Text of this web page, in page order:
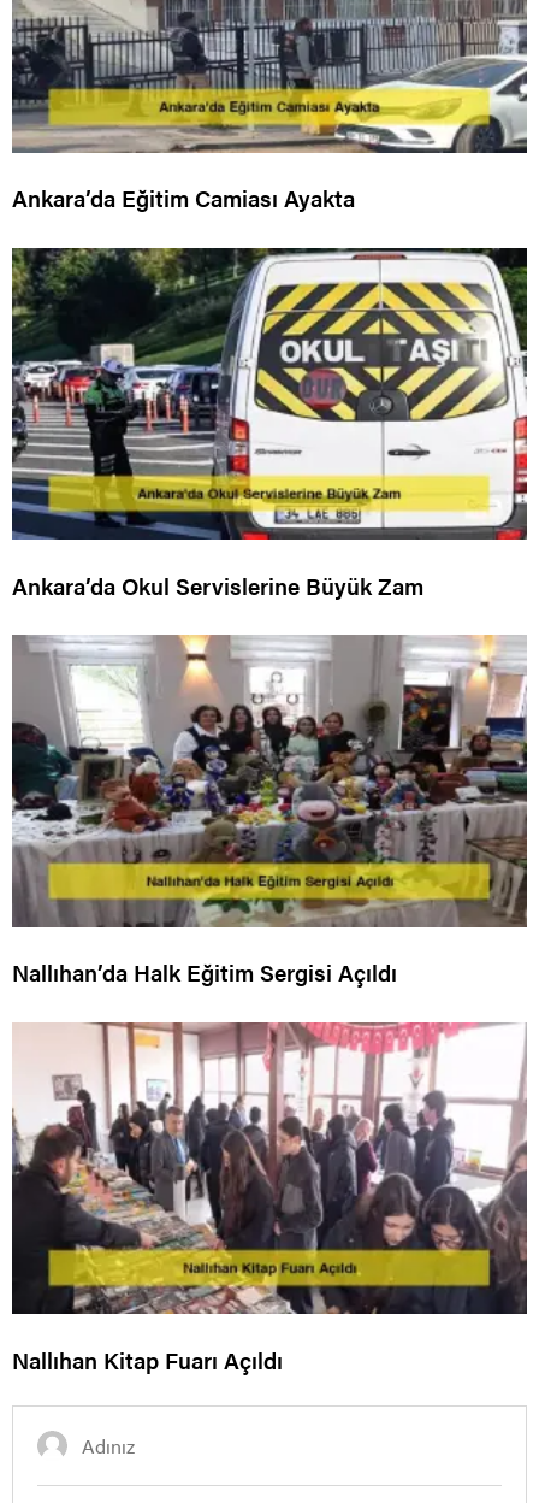
Ankara’da Eğitim Camiası Ayakta
Ankara’da Okul Servislerine Büyük Zam
Nallıhan’da Halk Eğitim Sergisi Açıldı
Nallıhan Kitap Fuarı Açıldı